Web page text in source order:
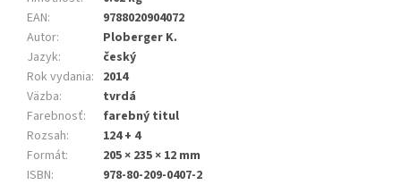
EAN:
9788020904072
Autor:
Ploberger K.
Jazyk:
český
Rok vydania: 2014
Väzba:
tvrdá
Farebnosť:
farebný titul
Rozsah:
124 + 4
Formát:
205 × 235 × 12 mm
ISBN: 978-80-209-0407-2